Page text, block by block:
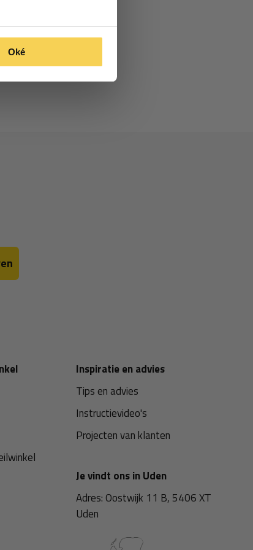
Oké
Inspiratie en advies
Tips en advies
Instructievideo's
Projecten van klanten
Je vindt ons in Uden
Adres: Oostwijk 11 B, 5406 XT
Uden